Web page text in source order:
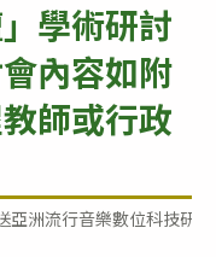
學術研討
內容如附
師或行政
亞洲流行音樂數位科技研